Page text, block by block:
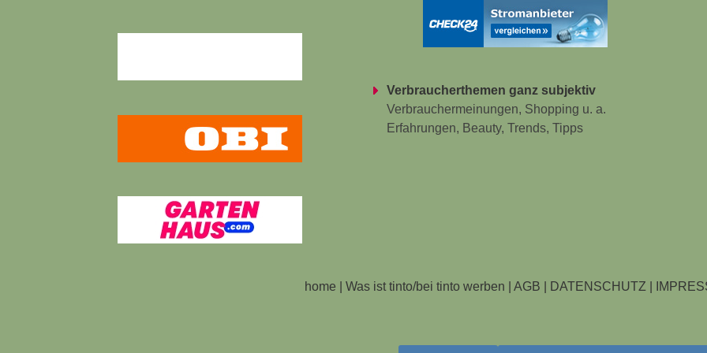
Verbraucherthemen ganz subjektiv
Verbrauchermeinungen, Shopping u. a.
Erfahrungen, Beauty, Trends, Tipps
home |Was ist tinto/bei tinto werben |AGB DATENSCHUTZ |